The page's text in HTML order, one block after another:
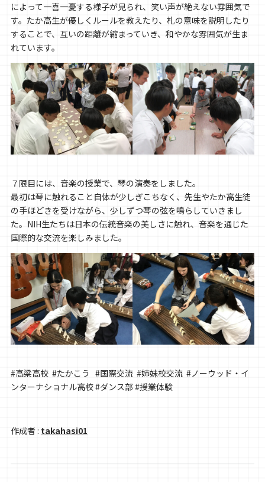
によって一喜一憂する様子が見られ、笑い声が絶えない雰囲気で
す。たか高生が優しくルールを教えたり、札の意味を説明したり
することで、互いの距離が縮まっていき、和やかな雰囲気が生ま
れています。
７限目には、音楽の授業で、琴の演奏をしました。
最初は琴に触れること自体が少しぎこちなく、先生やたか高生徒
の手ほどきを受けながら、少しずつ琴の弦を鳴らしていきまし
た。NIH生たちは日本の伝統音楽の美しさに触れ、音楽を通じた
国際的な交流を楽しみました。
#高梁高校 #たかこう #国際交流 #姉妹校交流 #ノーウッド・イ
ンターナショナル高校 #ダンス部 #授業体験
作成者 : takahasi01